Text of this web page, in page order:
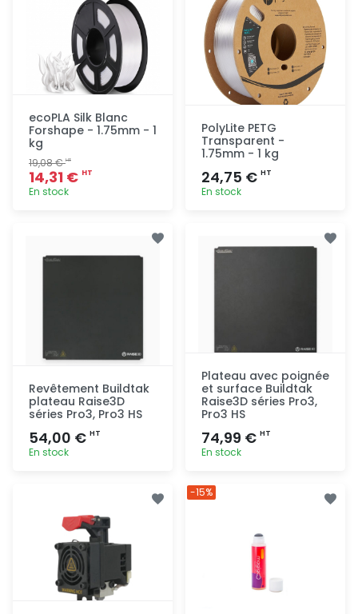
ecoPLA Silk Blanc
Forshape - 1.75mm - 1
kg
19,08 €HT
14,31 € HT
En stock
PolyLite PETG
Transparent -
1.75mm - 1 kg
24,75 € HT
En stock
Revêtement Buildtak
plateau Raise3D
séries Pro3, Pro3 HS
54,00 € HT
En stock
Plateau avec poignée
et surface Buildtak
Raise3D séries Pro3,
Pro3 HS
74,99 € HT
En stock
-15%